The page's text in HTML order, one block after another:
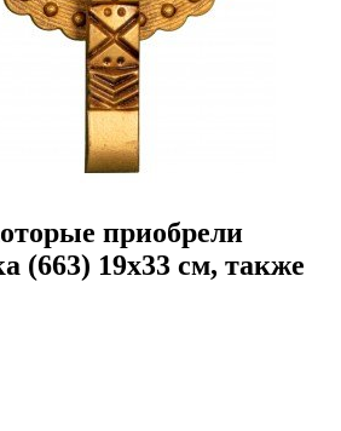
приобрели
(663) 19x33 см, также